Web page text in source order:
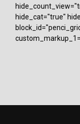
hide_cat="true"